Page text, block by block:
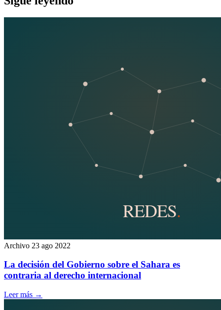
Archivo 23 ago 2022
La decisión del Gobierno sobre el Sahara es
contraria al derecho internacional
Leer más →